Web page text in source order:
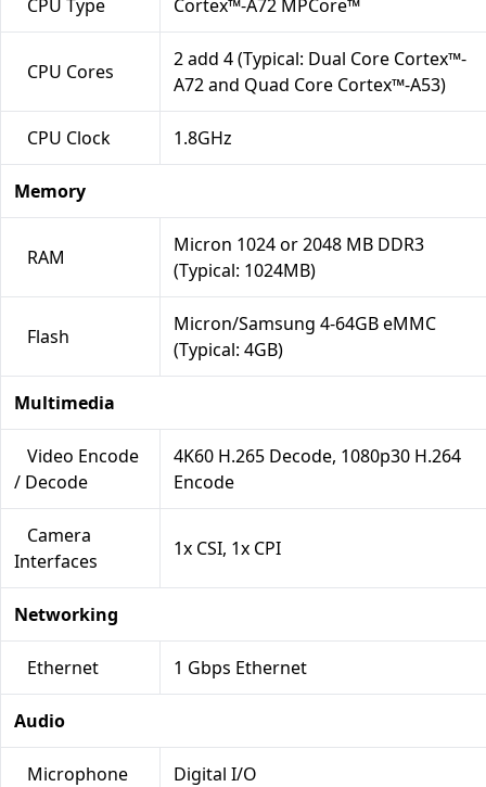
CPU Type Cortex™-A72 MPCore™
CPU Cores
2 add 4 (Typical: Dual Core Cortex™-
A72 and Quad Core Cortex™-A53)
CPU Clock 1.8GHz
Memory
RAM
Micron 1024 or 2048 MB DDR3
(Typical: 1024MB)
Flash
Micron/Samsung 4-64GB eMMC
(Typical: 4GB)
Multimedia
Video Encode
/ Decode
4K60 H.265 Decode, 1080p30 H.264
Encode
Camera
Interfaces
1x CSI, 1x CPI
Networking
Ethernet 1 Gbps Ethernet
Audio
Microphone Digital I/O